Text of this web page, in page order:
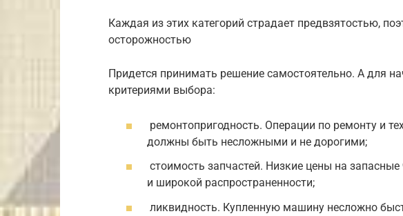
Каждая из этих категорий страдает предвзятостью,
осторожностью
Придется принимать решение самостоятельно. А для
критериями выбора:
ремонтопригодность. Операции по ремонту и
должны быть несложными и не дорогими;
стоимость запчастей. Низкие цены на
и широкой распространенности;
ликвидность. Купленную машину несложно